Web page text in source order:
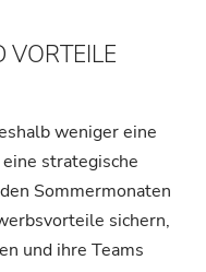
VORTEILE
weniger eine
strategische
Sommermonaten
sichern,
und ihre Teams